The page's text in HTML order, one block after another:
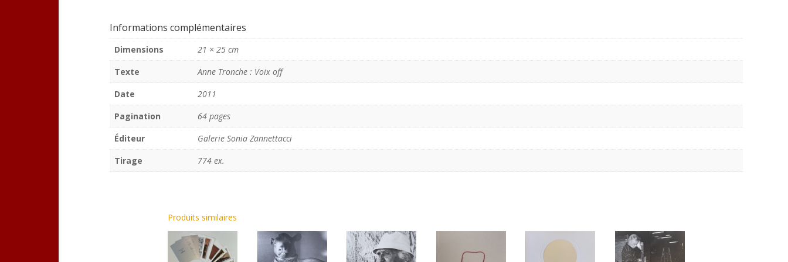
Informations complémentaires
Dimensions
21 × 25 cm
Texte
Anne Tronche : Voix off
Date
2011
Pagination
64 pages
Éditeur
Galerie Sonia Zannettacci
Tirage
774 ex.
Produits similaires